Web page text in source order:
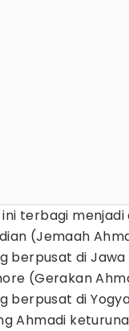
terbagi menjadi
(Jemaah
berpusat di
(Gerakan
berpusat di
Ahmadi